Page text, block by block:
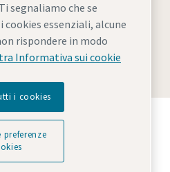
legali
AccessibilitàMappa del sito
promuove la
il futuro.
Group
segnaliamo che se
essenziali, alcune
rispondere in modo
Informativa sui cookie
i cookies
preferenze